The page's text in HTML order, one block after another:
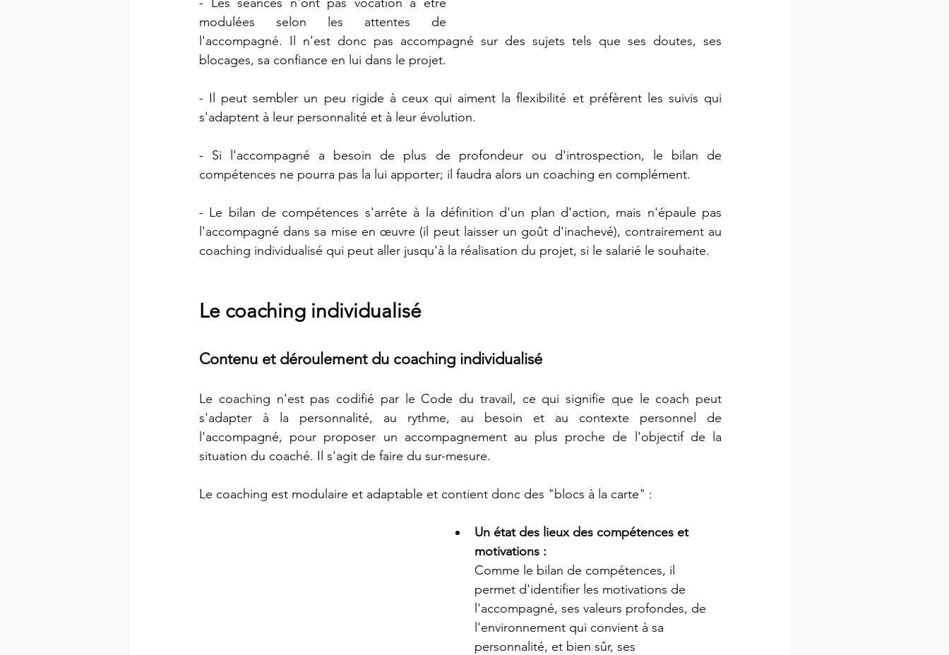
modulées selon les attentes de
l'accompagné. Il n'est donc pas accompagné sur des sujets tels que ses doutes, ses
blocages, sa confiance en lui dans le projet.
- Il peut sembler un peu rigide à ceux qui aiment la flexibilité et préfèrent les suivis qui
s'adaptent à leur personnalité et à leur évolution.
- Si l'accompagné a besoin de plus de profondeur ou d'introspection, le bilan de
compétences ne pourra pas la lui apporter; il faudra alors un coaching en complément.
- Le bilan de compétences s'arrête à la définition d'un plan d'action, mais n'épaule pas
l'accompagné dans sa mise en œuvre (il peut laisser un goût d'inachevé), contrairement au
coaching individualisé qui peut aller jusqu'à la réalisation du projet, si le salarié le souhaite.
Le coaching individualisé
Contenu et déroulement du coaching individualisé
Le coaching n'est pas codifié par le Code du travail, ce qui signifie que le coach peut
s'adapter à la personnalité, au rythme, au besoin et au contexte personnel de
l'accompagné, pour proposer un accompagnement au plus proche de l'objectif de la
situation du coaché. Il s'agit de faire du sur-mesure.
Le coaching est modulaire et adaptable et contient donc des "blocs à la carte" :
Un état des lieux des compétences et
motivations :
Comme le bilan de compétences, il
permet d'identifier les motivations de
l'accompagné, ses valeurs profondes, de
l'environnement qui convient à sa
personnalité, et bien sûr, ses